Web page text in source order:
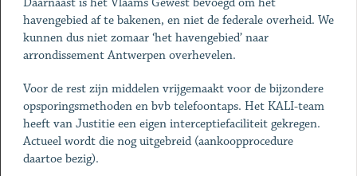
havengebied af te bakenen, en niet de federale overheid. We
kunnen dus niet zomaar ‘het havengebied’ naar
arrondissement Antwerpen overhevelen.
Voor de rest zijn middelen vrijgemaakt voor de bijzondere
opsporingsmethoden en bvb telefoontaps. Het KALI-team
heeft van Justitie een eigen interceptiefaciliteit gekregen.
Actueel wordt die nog uitgebreid (aankoopprocedure
daartoe bezig).